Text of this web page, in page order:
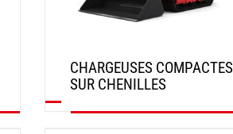
CHARGEUSES COMPACTES
SUR CHENILLES